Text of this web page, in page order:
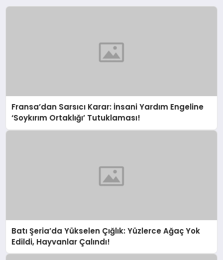
Fransa’dan Sarsıcı Karar: İnsani Yardım Engeline
‘Soykırım Ortaklığı’ Tutuklaması!
Batı Şeria’da Yükselen Çığlık: Yüzlerce Ağaç Yok
Edildi, Hayvanlar Çalındı!